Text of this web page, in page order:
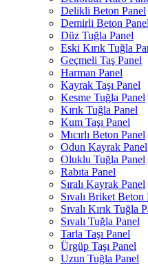
Delikli Beton Panel
Demirli Beton Panel
Düz Tuğla Panel
Eski Kırık Tuğla
Geçmeli Taş Panel
Harman Panel
Kayrak Taşı Panel
Kesme Tuğla Panel
Kırık Tuğla Panel
Kum Taşı Panel
Mıcırlı Beton Panel
Odun Kayrak Panel
Oluklu Tuğla Panel
Rabıta Panel
Sıralı Kayrak Panel
Sıvalı Briket Beton
Sıvalı Kırık Tuğla
Sıvalı Tuğla Panel
Tarla Taşı Panel
Ürgüp Taşı Panel
Uzun Tuğla Panel